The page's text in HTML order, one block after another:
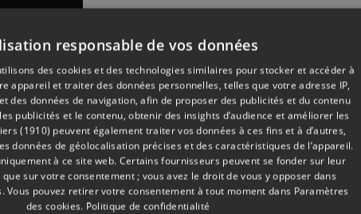
responsable de vos données
des cookies et des technologies similaires pour stocker et accéder à
appareil et traiter des données personnelles, telles que votre adresse IP,
des données de navigation, afin de proposer des publicités et du contenu
publicités et le contenu, obtenir des insights d’audience et améliorer les
(1910) peuvent également traiter vos données à ces fins et à d’autres,
données de géolocalisation précises et des caractéristiques de l’appareil.
à ce site web. Certains fournisseurs peuvent se fonder sur leur
sur votre consentement ; vous avez le droit de vous y opposer dans
. Vous pouvez retirer votre consentement à tout moment dans Paramètres
des cookies. Politique de confidentialité